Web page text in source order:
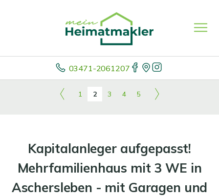
03471-2061207
1 2 3 4 5
Kapitalanleger aufgepasst!
Mehrfamilienhaus mit 3 WE in
Aschersleben - mit Garagen und